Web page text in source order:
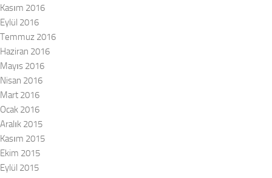
Kasım 2016
Eylül 2016
Temmuz 2016
Haziran 2016
Mayıs 2016
Nisan 2016
Mart 2016
Ocak 2016
Aralık 2015
Kasım 2015
Ekim 2015
Eylül 2015